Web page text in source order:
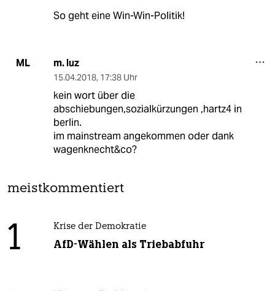
So geht eine Win-Win-Politik!
ML m. luz
15.04.2018, 17:38 Uhr
kein wort über die
abschiebungen,sozialkürzungen ,hartz4 in
berlin.
im mainstream angekommen oder dank
wagenknecht&co?
meistkommentiert
1 Krise der Demokratie
AfD-Wählen als Triebabfuhr